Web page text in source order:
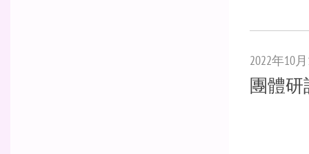
2022年10
團體